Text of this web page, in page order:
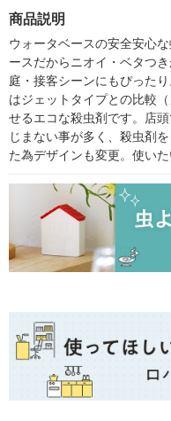
料 セット
商品説明
ウォータベースの安全安心
ースだからニオイ・ベタつ
庭・接客シーンにもぴった
はジェットタイプとの比較
せるエコな殺虫剤です。店
じまない事が多く、殺虫剤
た為デザインも変更。使い